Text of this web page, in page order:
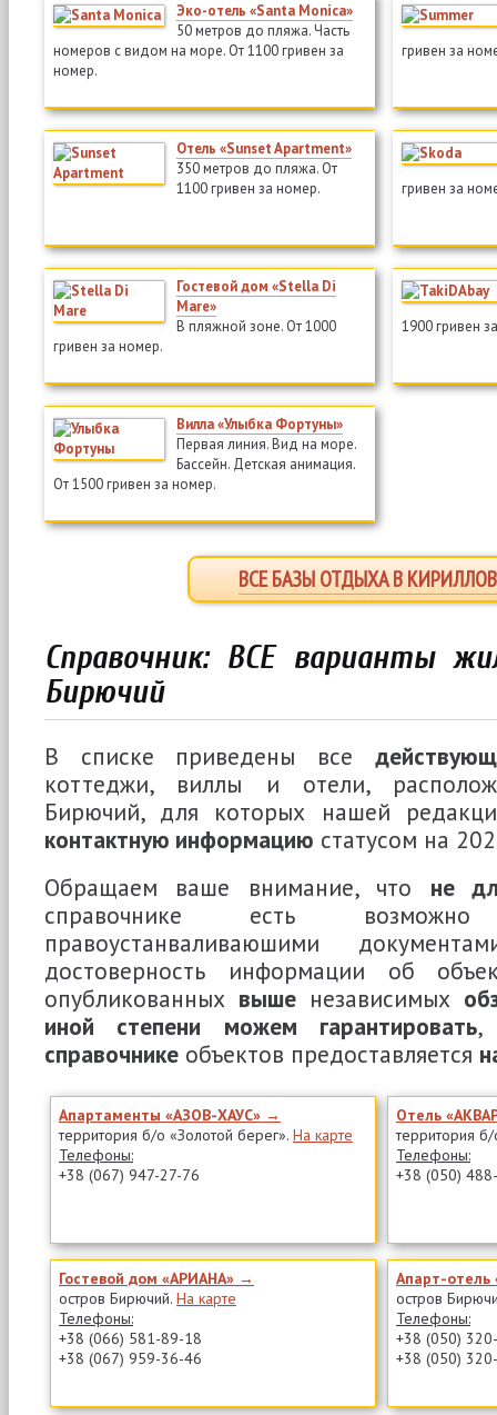
Эко-отель «Santa Monica»
50 метров до пляжа. Часть
номеров с видом на море. От 1100 гривен за
номер.
гривен за
Отель «Sunset Apartment»
350 метров до пляжа. От
1100 гривен за номер.
гривен за
Гостевой дом «Stella Di
Mare»
В пляжной зоне. От 1000
гривен за номер.
1900 гривен
Вилла «Улыбка Фортуны»
Первая линия. Вид на море.
Бассейн. Детская анимация.
От 1500 гривен за номер.
ВСЕ БАЗЫ ОТДЫХА В
Справочник: ВСЕ варианты
Бирючий
В списке приведены все
коттеджи, виллы и отели,
Бирючий, для которых нашей
контактную информацию статусом на
Обращаем ваше внимание, что не
справочнике есть
правоустанваливаюшими
достоверность информации об
опубликованных вышенезависимых
иной степени можем гарантировать,
справочнике объектов предоставляется
Апартаменты «АЗОВ-ХАУС» →
территория б/о «Золотой берег». На карте
Телефоны:
+38 (067) 947-27-76
Отель
территория
Телефоны:
+38 (050)
Гостевой дом «АРИАНА» →
остров Бирючий. На карте
Телефоны:
+38 (066) 581-89-18
+38 (067) 959-36-46
Апарт-
остров
Телефоны:
+38 (050)
+38 (050)